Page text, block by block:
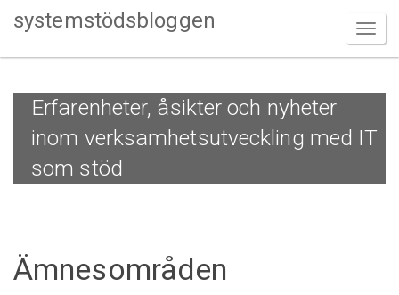
systemstödsbloggen
Erfarenheter, åsikter och nyheter
inom verksamhetsutveckling med IT
som stöd
Ämnesområden